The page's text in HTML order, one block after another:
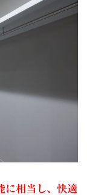
に相当し、快適